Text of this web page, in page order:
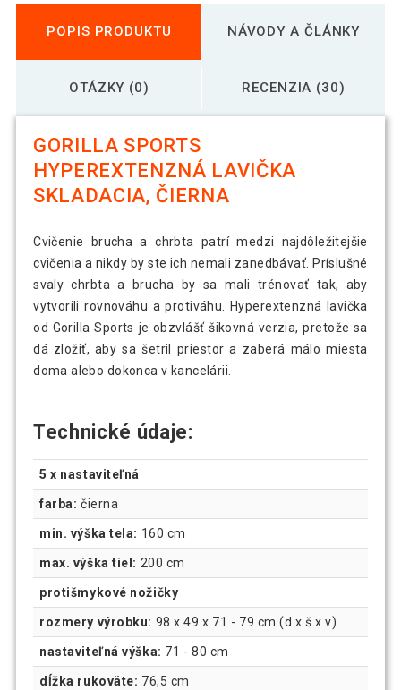
POPIS PRODUKTU NÁVODY A ČLÁNKY
OTÁZKY (0) RECENZIA (30)
GORILLA SPORTS
HYPEREXTENZNÁ LAVIČKA
SKLADACIA, ČIERNA
Cvičenie brucha a chrbta patrí medzi najdôležitejšie
cvičenia a nikdy by ste ich nemali zanedbávať. Príslušné
svaly chrbta a brucha by sa mali trénovať tak, aby
vytvorili rovnováhu a protiváhu. Hyperextenzná lavička
od Gorilla Sports je obzvlášť šikovná verzia, pretože sa
dá zložiť, aby sa šetril priestor a zaberá málo miesta
doma alebo dokonca v kancelárii.
Technické údaje:
5 x nastaviteľná
farba: čierna
min. výška tela: 160 cm
max. výška tiel: 200 cm
protišmykové nožičky
rozmery výrobku: 98 x 49 x 71 - 79 cm (d x š x v)
nastaviteľná výška: 71 - 80 cm
dĺžka rukoväte: 76,5 cm